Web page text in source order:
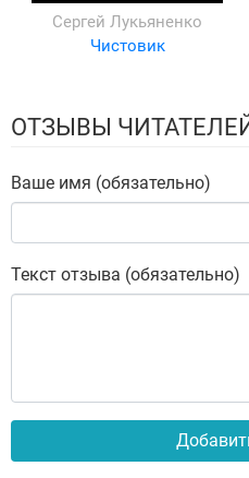
Сергей Лукьяненко
Чистовик
ОТЗЫВЫ
Ваше имя (обязательно)
Текст отзыва (обязательно)